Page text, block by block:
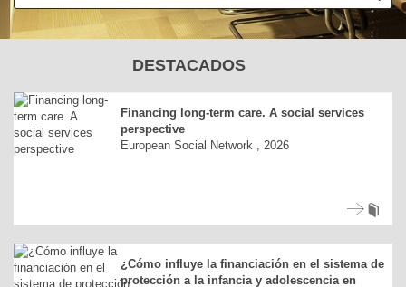
DESTACADOS
Financing long-term care. A social services
perspective
European Social Network , 2026
¿Cómo influye la financiación en el sistema de
protección a la infancia y adolescencia en